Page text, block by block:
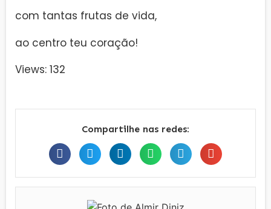
com tantas frutas de vida,
ao centro teu coração!
Views: 132
Compartilhe nas redes: